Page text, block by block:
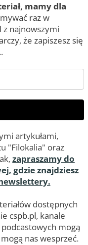
mamy dla
raz w
z najnowszymi
że zapiszesz się
artykułami,
"Filokalia" oraz
zapraszamy do
gdzie znajdziesz
dostępnych
cspb.pl, kanale
mogą
nas wesprzeć.